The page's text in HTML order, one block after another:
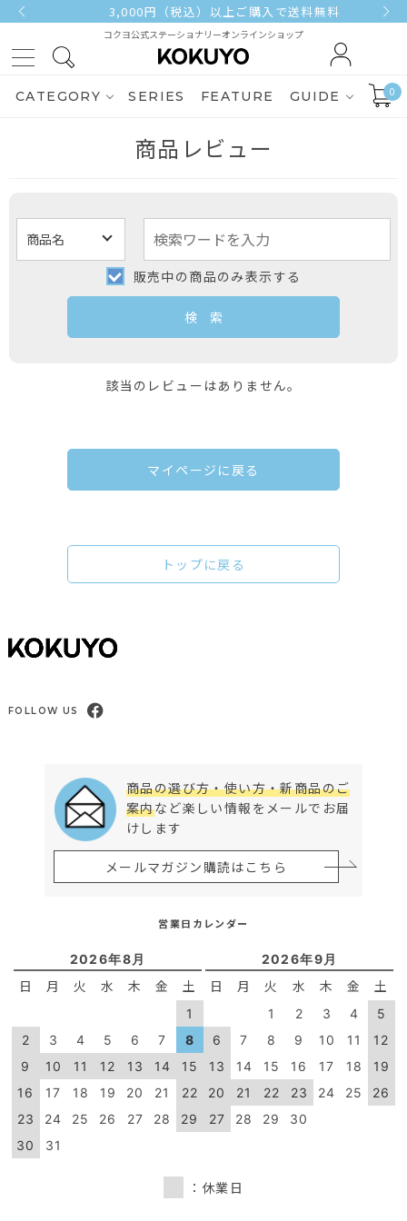
3,000円（税込）以上ご購入で送料無料
コクヨ公式ステーショナリーオンラインショップ
CATEGORY SERIES FEATURE GUIDE 0
商品レビュー
販売中の商品のみ表示する
該当のレビューはありません。
マイページに戻る
トップに戻る
FOLLOW US
商品の選び方・使い方・新商品のご
案内など楽しい情報をメールでお届
けします
メールマガジン購読はこちら
営業日カレンダー
2026年8月
日 月 火 水 木 金 土
1
2
3 4 5 6 7
8
9
10 11 12 13 14
15
16
17 18 19 20 21
22
23
24 25 26 27 28
29
30
31
2026年9月
日 月 火 水 木 金 土
1 2 3 4
5
6
7 8 9 10 11
12
13
14 15 16 17 18
19
20
21 22 23 24 25
26
27
28 29 30
：休業日